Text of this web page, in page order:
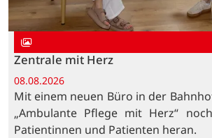
Zentrale mit Herz
08.08.2026
Mit einem neuen Büro in der
„Ambulante Pflege mit Herz“
Patientinnen und Patienten heran.